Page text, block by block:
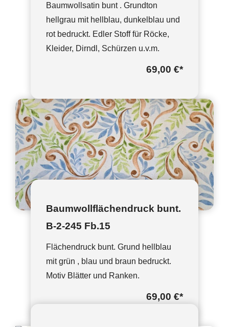
Baumwollsatin bunt . Grundton
hellgrau mit hellblau, dunkelblau und
rot bedruckt. Edler Stoff für Röcke,
Kleider, Dirndl, Schürzen u.v.m.
69,00 €*
Baumwollflächendruck bunt.
B-2-245 Fb.15
Flächendruck bunt. Grund hellblau
mit grün , blau und braun bedruckt.
Motiv Blätter und Ranken.
69,00 €*